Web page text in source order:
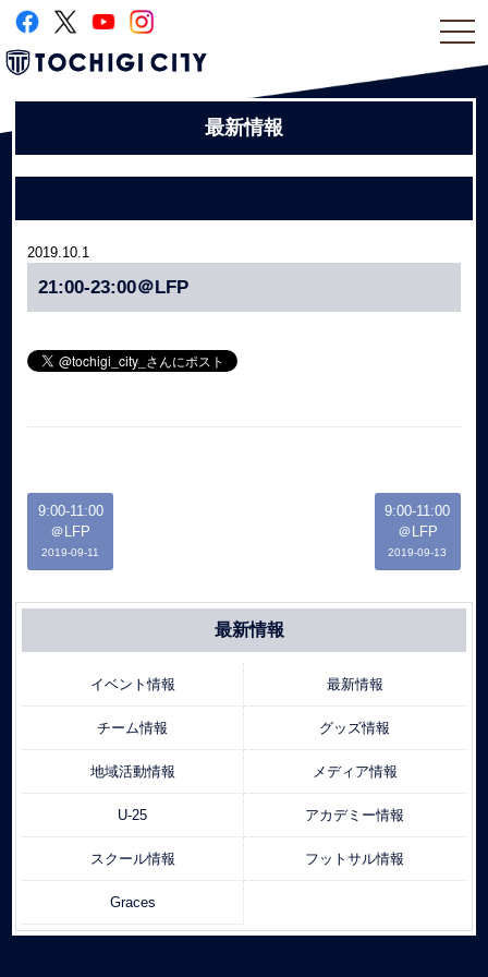
最新情報
2019.10.1
21:00-23:00＠LFP
9:00-11:00
＠LFP
2019-09-11
9:00-11:00
＠LFP
2019-09-13
最新情報
イベント情報 最新情報
チーム情報 グッズ情報
地域活動情報 メディア情報
U-25 アカデミー情報
スクール情報 フットサル情報
Graces